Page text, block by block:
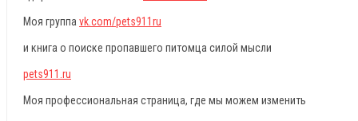
Моя группа vk.com/pets911ru
и книга о поиске пропавшего питомца силой мысли
pets911.ru
Моя профессиональная страница, где мы можем изменить